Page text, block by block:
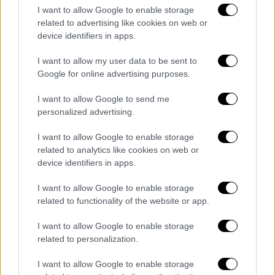
I want to allow Google to enable storage
related to advertising like cookies on web or
device identifiers in apps.
I want to allow my user data to be sent to
Google for online advertising purposes.
I want to allow Google to send me
personalized advertising.
I want to allow Google to enable storage
related to analytics like cookies on web or
device identifiers in apps.
I want to allow Google to enable storage
related to functionality of the website or app.
I want to allow Google to enable storage
related to personalization.
I want to allow Google to enable storage
υπουργεία για να μειωθεί η κίνηση βαρέων
οχημάτων στον αστικό ιστό. Όπως είπε
εξετάζεται το κίνητρο μετεγκατάστασης
επιχειρήσεων εκτός Αθήνας.
Σημαντικός είναι και ο ρόλος της
και του υπουργείου Προστασίας του Πολίτη.
«Θα δούμε πρωτοβουλίες για την εφαρμογή
του νόμου, την πάταξη του παράνομου
παρκαρίσματος και την ενίσχυση της οδικής
ασφάλειας. Ο νέος Κώδικας Οδικής
Κυκλοφορίας που ψηφίστηκε πριν από έξι
μήνες αυστηροποιεί τις κυρώσεις, ενώ
για παραβάσεις και έλεγχο ανασφάλιστων ή
χωρίς ΚΤΕΟ οχημάτων», ανέφερε.
«Προτεραιότητα η αναβάθμιση των